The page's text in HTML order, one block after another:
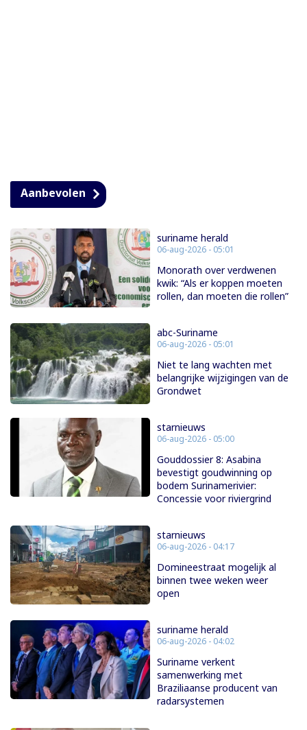
Aanbevolen
suriname herald
06-aug-2026 - 05:01
Monorath over verdwenen
kwik: “Als er koppen moeten
rollen, dan moeten die rollen”
abc-Suriname
06-aug-2026 - 05:01
Niet te lang wachten met
belangrijke wijzigingen van de
Grondwet
starnieuws
06-aug-2026 - 05:00
Gouddossier 8: Asabina
bevestigt goudwinning op
bodem Surinamerivier:
Concessie voor riviergrind
starnieuws
06-aug-2026 - 04:17
Domineestraat mogelijk al
binnen twee weken weer
open
suriname herald
06-aug-2026 - 04:02
Suriname verkent
samenwerking met
Braziliaanse producent van
radarsystemen